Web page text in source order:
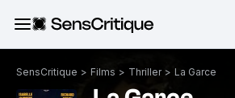
SensCritique > Films > Thriller > La Garce